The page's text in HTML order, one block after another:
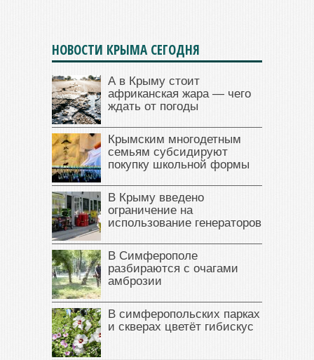
НОВОСТИ КРЫМА СЕГОДНЯ
А в Крыму стоит
африканская жара — чего
ждать от погоды
Крымским многодетным
семьям субсидируют
покупку школьной формы
В Крыму введено
ограничение на
использование генераторов
В Симферополе
разбираются с очагами
амброзии
В симферопольских парках
и скверах цветёт гибискус